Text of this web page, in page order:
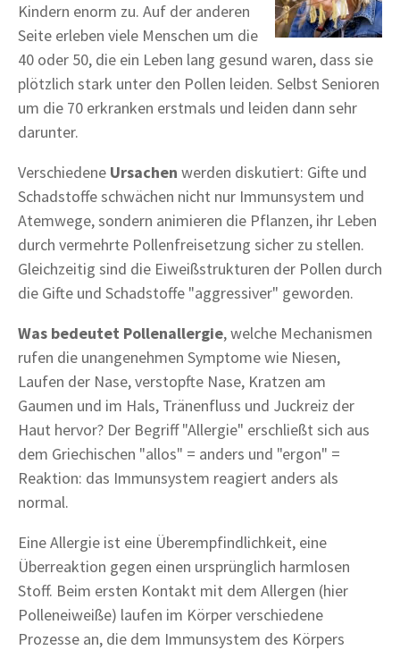
Kindern enorm zu. Auf der anderen
Seite erleben viele Menschen um die
40 oder 50, die ein Leben lang gesund waren, dass sie
plötzlich stark unter den Pollen leiden. Selbst Senioren
um die 70 erkranken erstmals und leiden dann sehr
darunter.
Verschiedene Ursachen werden diskutiert: Gifte und
Schadstoffe schwächen nicht nur Immunsystem und
Atemwege, sondern animieren die Pflanzen, ihr Leben
durch vermehrte Pollenfreisetzung sicher zu stellen.
Gleichzeitig sind die Eiweißstrukturen der Pollen durch
die Gifte und Schadstoffe "aggressiver" geworden.
Was bedeutet Pollenallergie, welche Mechanismen
rufen die unangenehmen Symptome wie Niesen,
Laufen der Nase, verstopfte Nase, Kratzen am
Gaumen und im Hals, Tränenfluss und Juckreiz der
Haut hervor? Der Begriff "Allergie" erschließt sich aus
dem Griechischen "allos" = anders und "ergon" =
Reaktion: das Immunsystem reagiert anders als
normal.
Eine Allergie ist eine Überempfindlichkeit, eine
Überreaktion gegen einen ursprünglich harmlosen
Stoff. Beim ersten Kontakt mit dem Allergen (hier
Polleneiweiße) laufen im Körper verschiedene
Prozesse an, die dem Immunsystem des Körpers